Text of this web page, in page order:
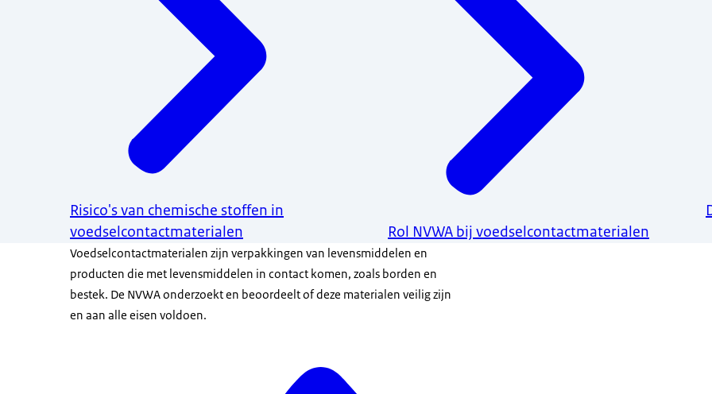
Risico's van chemische stoffen in
voedselcontactmaterialen
Rol NVWA bij voedselcontactmaterialen
Voedselcontactmaterialen zijn verpakkingen van levensmiddelen en
producten die met levensmiddelen in contact komen, zoals borden en
bestek. De NVWA onderzoekt en beoordeelt of deze materialen veilig zijn
en aan alle eisen voldoen.